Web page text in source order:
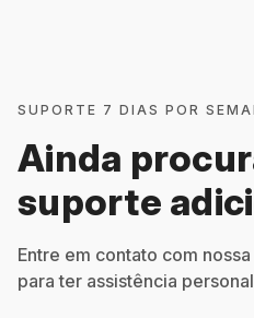
SUPORTE 7 DIAS POR
Ainda
suporte
Entre em contato com
para ter assistência